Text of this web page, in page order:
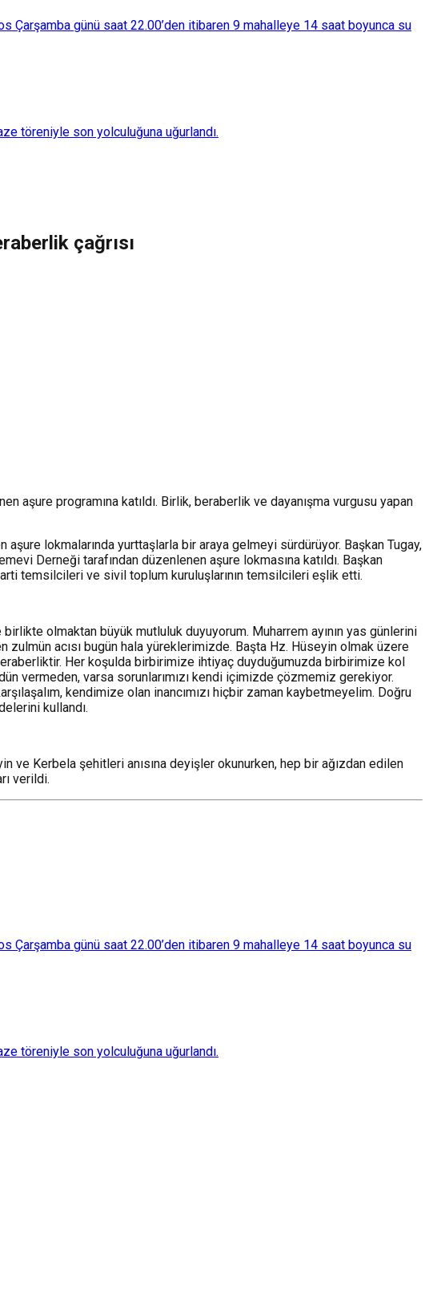
Çarşamba günü saat 22.00’den itibaren 9 mahalleye 14 saat boyunca su
töreniyle son yolculuğuna uğurlandı.
çağrısı
aşure programına katıldı. Birlik, beraberlik ve dayanışma vurgusu yapan
aşure lokmalarında yurttaşlarla bir araya gelmeyi sürdürüyor. Başkan Tugay,
Derneği tarafından düzenlenen aşure lokmasına katıldı. Başkan
temsilcileri ve sivil toplum kuruluşlarının temsilcileri eşlik etti.
olmaktan büyük mutluluk duyuyorum. Muharrem ayının yas günlerini
zulmün acısı bugün hala yüreklerimizde. Başta Hz. Hüseyin olmak üzere
Her koşulda birbirimize ihtiyaç duyduğumuzda birbirimize kol
vermeden, varsa sorunlarımızı kendi içimizde çözmemiz gerekiyor.
kendimize olan inancımızı hiçbir zaman kaybetmeyelim. Doğru
kullandı.
ve Kerbela şehitleri anısına deyişler okunurken, hep bir ağızdan edilen
verildi.
Çarşamba günü saat 22.00’den itibaren 9 mahalleye 14 saat boyunca su
töreniyle son yolculuğuna uğurlandı.